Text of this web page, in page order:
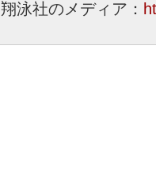
翔泳社のメディア：